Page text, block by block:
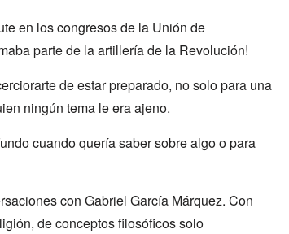
en los congresos de la Unión de
parte de la artillería de la Revolución!
de estar preparado, no solo para una
ningún tema le era ajeno.
cuando quería saber sobre algo o para
con Gabriel García Márquez. Con
de conceptos filosóficos solo